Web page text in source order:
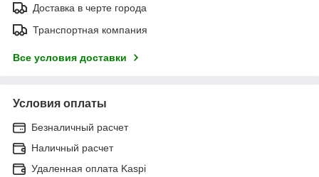
Доставка в черте города
Транспортная компания
Все условия доставки
Условия оплаты
Безналичный расчет
Наличный расчет
Удаленная оплата Kaspi